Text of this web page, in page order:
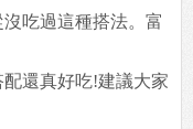
吃過這種搭法。富
還真好吃!建議大家